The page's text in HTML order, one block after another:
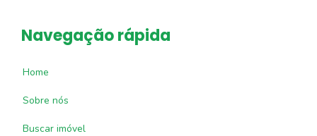
Navegação rápida
Home
Sobre nós
Buscar imóvel